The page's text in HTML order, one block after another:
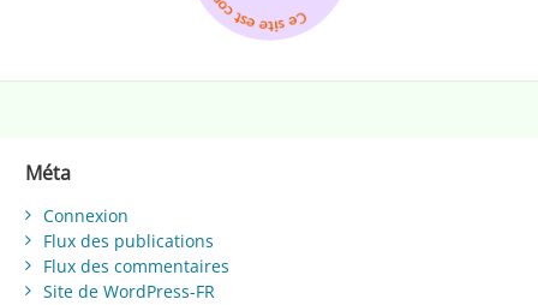
Méta
Connexion
Flux des publications
Flux des commentaires
Site de WordPress-FR